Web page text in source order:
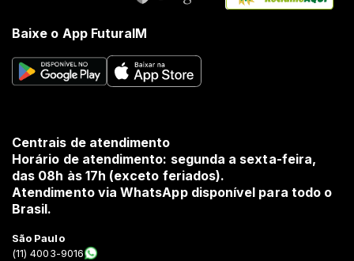
Baixe o App FuturaIM
Centrais de atendimento
Horário de atendimento: segunda a sexta-feira,
das 08h às 17h (exceto feriados).
Atendimento via WhatsApp disponível para todo o
Brasil.
São Paulo
(11) 4003-9016